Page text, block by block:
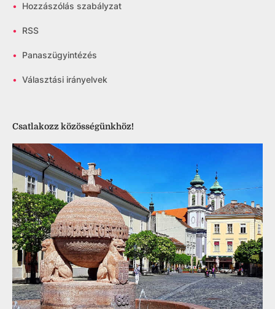
• Hozzászólás szabályzat
• RSS
• Panaszügyintézés
• Választási irányelvek
Csatlakozz közösségünkhöz!